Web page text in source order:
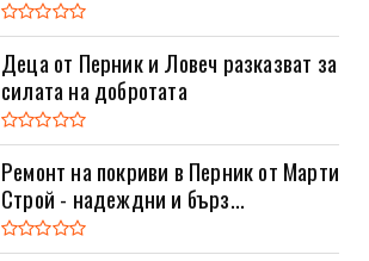
Деца от Перник и Ловеч разказват за
силата на добротата
Ремонт на покриви в Перник от Марти
Строй - надеждни и бърз...